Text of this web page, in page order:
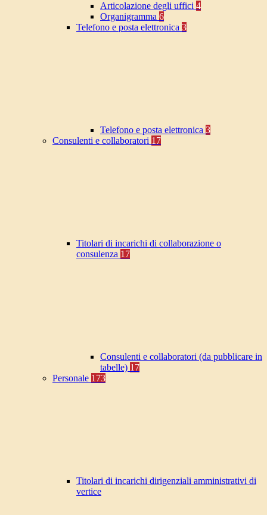
Articolazione degli uffici 4
Organigramma 6
Telefono e posta elettronica 3
Telefono e posta elettronica 3
Consulenti e collaboratori 17
Titolari di incarichi di collaborazione o
consulenza 17
Consulenti e collaboratori (da pubblicare in
tabelle) 17
Personale 173
Titolari di incarichi dirigenziali amministrativi di
vertice